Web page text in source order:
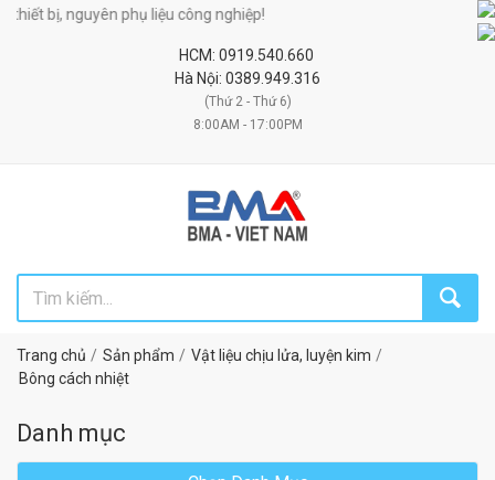
bị, nguyên phụ liệu công nghiệp!
HCM: 0919.540.660
Hà Nội: 0389.949.316
(Thứ 2 - Thứ 6)
8:00AM - 17:00PM
Trang chủ Sản phẩm
Vật liệu chịu lửa, luyện kim
Bông cách nhiệt
Danh mục